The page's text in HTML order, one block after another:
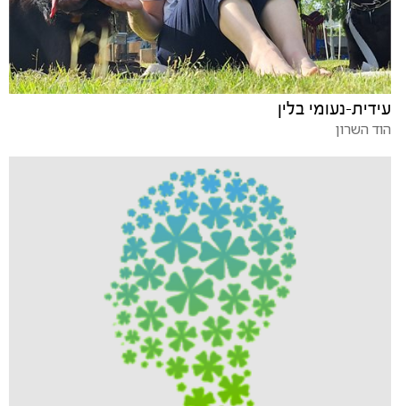
עידית-נעומי בלין
הוד השרון